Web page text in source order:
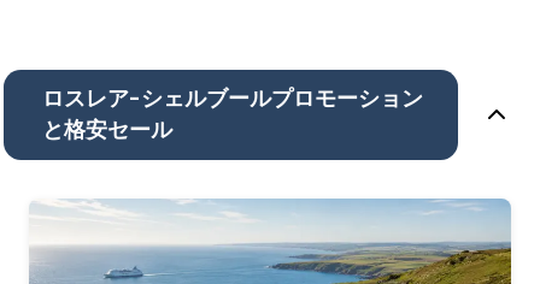
ロスレア-シェルブールプロモーション
と格安セール